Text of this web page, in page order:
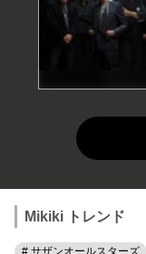
Mikiki トレンド
# サザンオールスターズ